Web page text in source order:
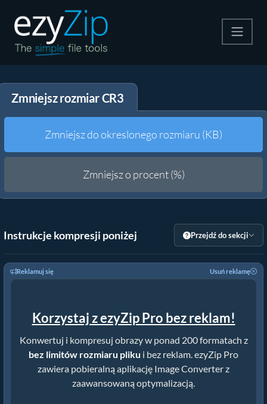
Rozpakuj
Konwerter
Inne narzędzia
Zmniejsz rozmiar CR3
Zmniejsz do okreslonego rozmiaru (KB)
Zmniejsz o procent (%)
Instrukcje kompresji poniżej Przejdź do sekcji
Reklamuj się Usuń reklamę
Korzystaj z ezyZip Pro bez reklam!
Konwertuj i kompresuj obrazy w ponad 200 formatach z
bez limitów rozmiaru pliku i bez reklam. ezyZip Pro
zawiera pobieralną aplikację Image Converter z
zaawansowaną optymalizacją.